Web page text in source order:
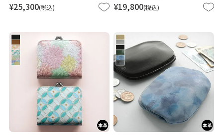
¥25,300 税込 ¥19,800 税込